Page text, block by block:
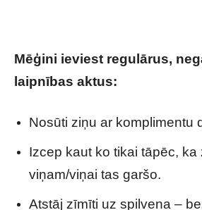
Mēģini ieviest regulārus,
laipnības aktus:
Nosūti ziņu ar komplimentu
Izcep kaut ko tikai tāpēc, ka
viņam/viņai tas garšo.
Atstāj zīmīti uz spilvena –